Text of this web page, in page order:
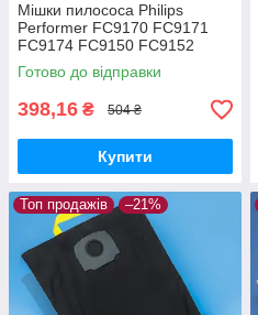
Мішки пилососа Philips
Performer FC9170 FC9171
FC9174 FC9150 FC9152
FC9160 FC9162 FC9166
FC9173 FC9175 FC9176
одноразові 4шт
Готово до відправки
398,16 ₴ 504 ₴
Купити
Топ продажів –21%